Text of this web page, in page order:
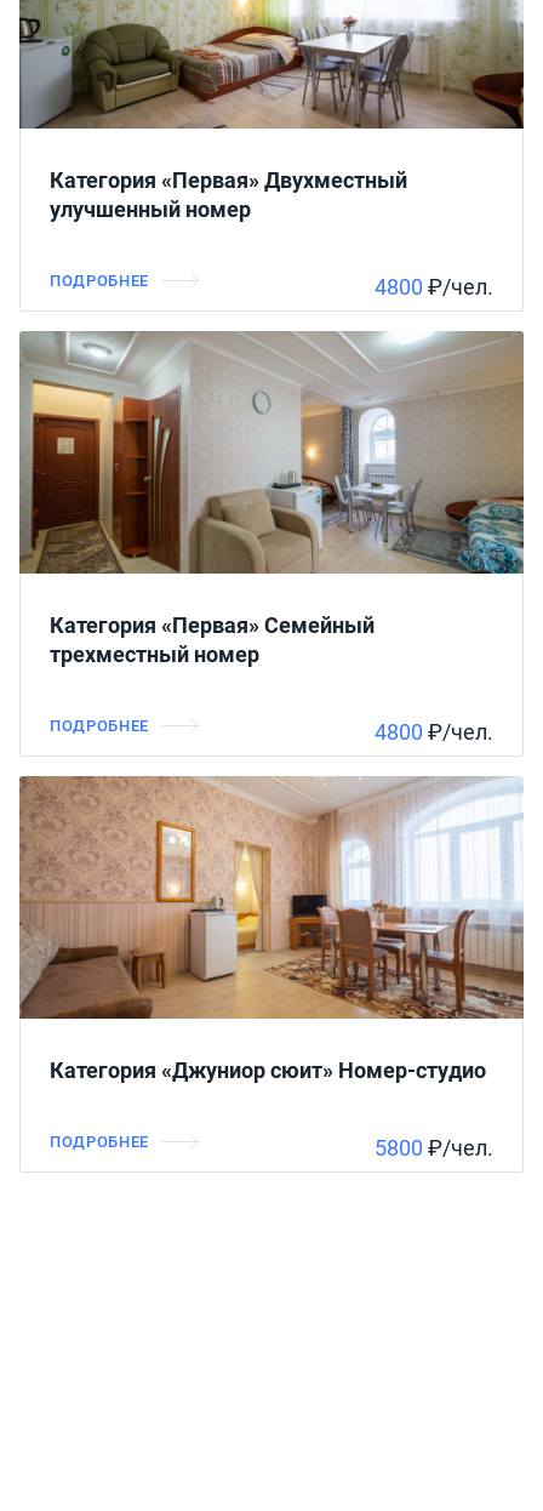
Категория «Первая» Двухместный
улучшенный номер
ПОДРОБНЕЕ 4800 ₽/чел.
Категория «Первая» Семейный
трехместный номер
ПОДРОБНЕЕ 4800 ₽/чел.
Категория «Джуниор сюит» Номер-студио
ПОДРОБНЕЕ 5800 ₽/чел.